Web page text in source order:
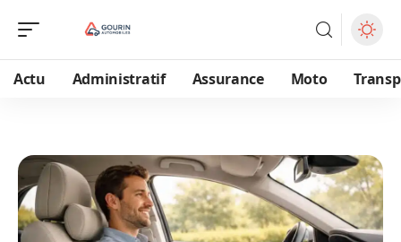
Actu Administratif Assurance Moto